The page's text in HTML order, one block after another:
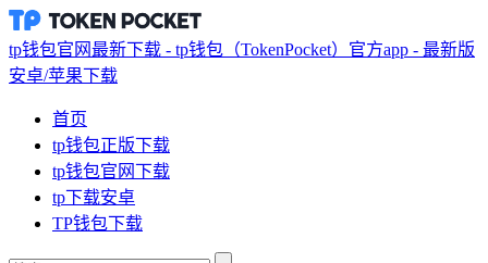
tp钱包官网最新下载 - tp钱包（TokenPocket）官方app - 最新版
安卓/苹果下载
首页
tp钱包正版下载
tp钱包官网下载
tp下载安卓
TP钱包下载